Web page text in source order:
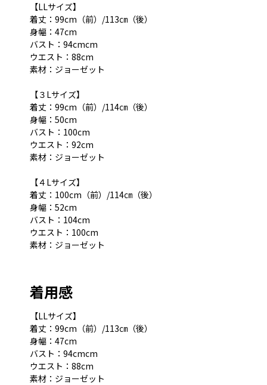
【LLサイズ】
着丈：99cm（前）/113㎝（後）
身幅：47cm
バスト：94cmcm
ウエスト：88cm
素材：ジョーゼット
【３Lサイズ】
着丈：99cm（前）/114㎝（後）
身幅：50cm
バスト：100cm
ウエスト：92cm
素材：ジョーゼット
【４Lサイズ】
着丈：100cm（前）/114㎝（後）
身幅：52cm
バスト：104cm
ウエスト：100cm
素材：ジョーゼット
着用感
【LLサイズ】
着丈：99cm（前）/113㎝（後）
身幅：47cm
バスト：94cmcm
ウエスト：88cm
素材：ジョーゼット